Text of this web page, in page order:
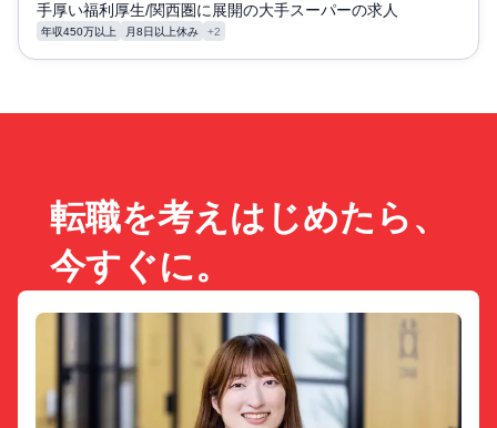
手厚い福利厚生/関西圏に展開の大手スーパーの求人
年収450万以上 月8日以上休み +2
転職を考えはじめたら、
今すぐに。